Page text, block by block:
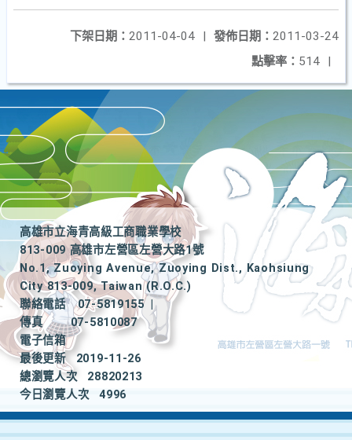
發佈日期： 2011-03-24
下架日期： 2011-04-04
|
點擊率： 514 |
高雄市立海青高級工商職業學校
813-009 高雄市左營區左營大路1號
No.1, Zuoying Avenue, Zuoying Dist., Kaohsiung
City 813-009, Taiwan (R.O.C.)
聯絡電話
07-5819155
|
傳真
07-5810087
電子信箱
最後更新
2019-11-26
總瀏覽人次
28820213
今日瀏覽人次
4996